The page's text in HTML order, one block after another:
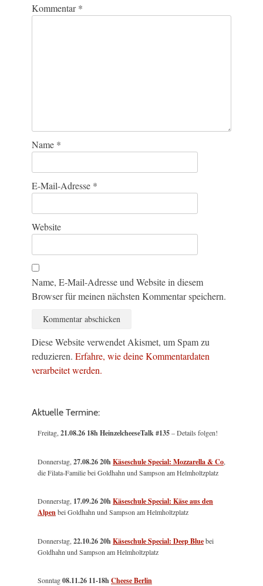
Kommentar*
Name *
E-Mail-Adresse *
Website
Name, E-Mail-Adresse und Website in diesem
Browser für meinen nächsten Kommentar speichern.
Diese Website verwendet Akismet, um Spam zu
reduzieren. Erfahre, wie deine Kommentardaten
verarbeitet werden.
Aktuelle Termine:
Freitag, 21.08.26 18h HeinzelcheeseTalk #135– Details folgen!
Donnerstag, 27.08.26 20hKäseschule Special: Mozzarella & Co
die Filata-Familie bei Goldhahn und Sampson am Helmholtzplatz
Donnerstag, 17.09.26 20hKäseschule Special: Käse aus den
Alpenbei Goldhahn und Sampson am Helmholtzplatz
Donnerstag, 22.10.26 20hKäseschule Special: Deep Bluebei
Goldhahn und Sampson am Helmholtzplatz
Sonntag08.11.26 11-18hCheese Berlin